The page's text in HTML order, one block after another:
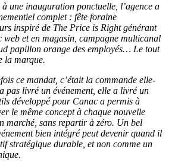
une inauguration ponctuelle, l’agence a
complet : fête foraine
inspiré de The Price is Right générant
web et en magasin, campagne multicanal
papillon orange des employés… Le tout
la marque.
ce mandat, c’était la commande elle-
pas livré un événement, elle a livré un
développé pour Canac a permis à
le même concept à chaque nouvelle
marché, sans repartir à zéro. Un bel
bien intégré peut devenir quand il
stratégique durable, et non comme un